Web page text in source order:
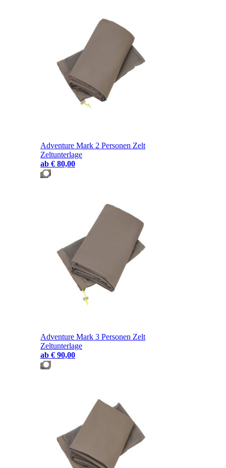
Adventure Mark 2 Personen Zelt
Zeltunterlage
ab € 80,00
Adventure Mark 3 Personen Zelt
Zeltunterlage
ab € 90,00